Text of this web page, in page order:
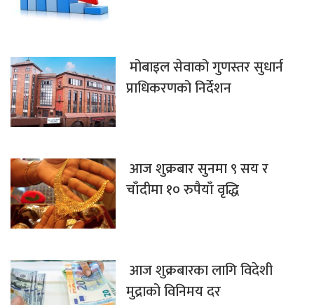
मोबाइल सेवाको गुणस्तर सुधार्न
प्राधिकरणको निर्देशन
आज शुक्रबार सुनमा ९ सय र
चाँदीमा १० रुपैयाँ वृद्धि
आज शुक्रबारका लागि विदेशी
मुद्राको विनिमय दर